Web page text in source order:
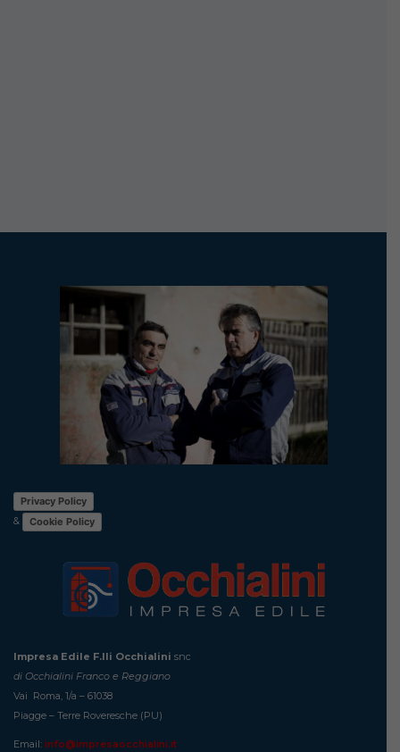
Privacy Policy
&
Cookie Policy
Impresa Edile F.lli Occhialini snc
di Occhialini Franco e Reggiano
Vai Roma, 1/a – 61038
Piagge – Terre Roveresche (PU)
Email: info@impresaocchialini.it